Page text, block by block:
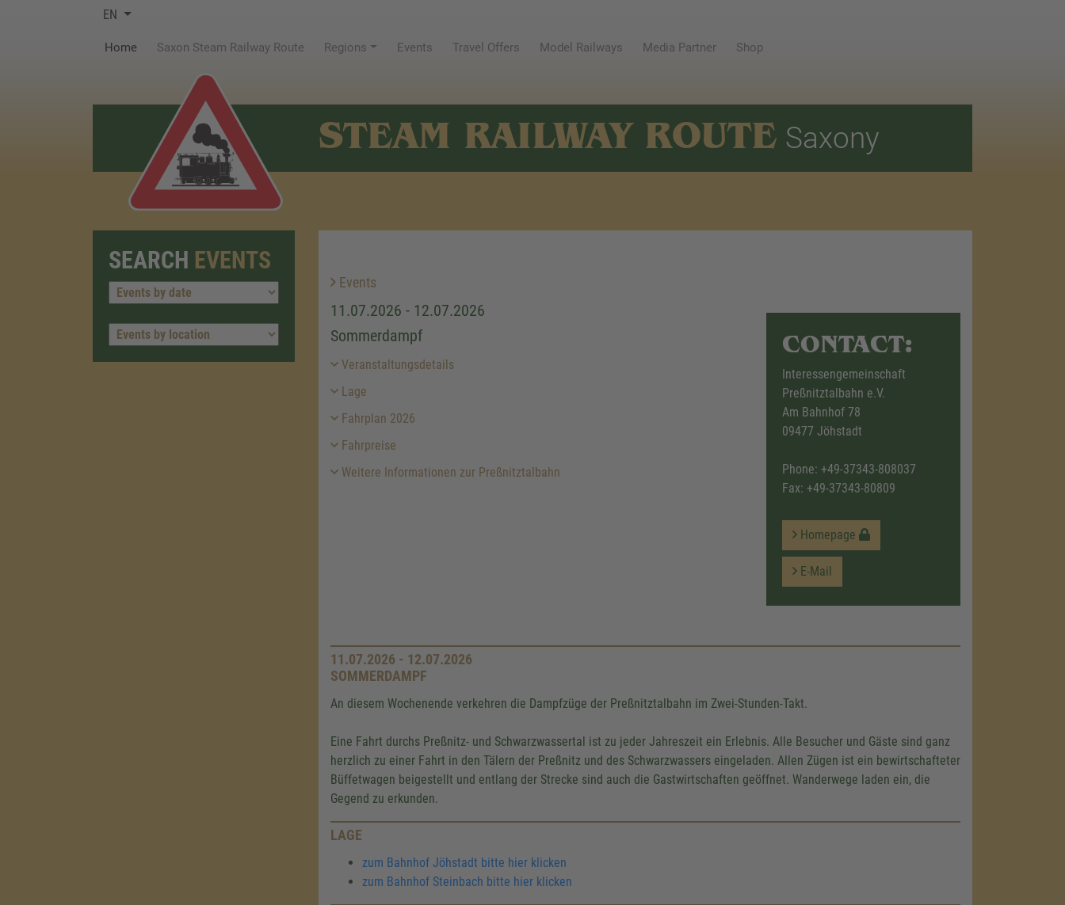
EN
Home(current)Saxon Steam Railway Route Regions Events Travel Offers Model Railways Media Partner Shop
STEAM RAILWAY ROUTE Saxony
SEARCH EVENTS
Events
11.07.2026 - 12.07.2026
Sommerdampf
Veranstaltungsdetails
Lage
Fahrplan 2026
Fahrpreise
Weitere Informationen zur Preßnitztalbahn
CONTACT:
Interessengemeinschaft
Preßnitztalbahn e.V.
Am Bahnhof 78
09477 Jöhstadt
Phone: +49-37343-808037
Fax: +49-37343-80809
Homepage
E-Mail
11.07.2026 - 12.07.2026
SOMMERDAMPF
An diesem Wochenende verkehren die Dampfzüge der Preßnitztalbahn im Zwei-Stunden-Takt.
Eine Fahrt durchs Preßnitz- und Schwarzwassertal ist zu jeder Jahreszeit ein Erlebnis. Alle Besucher und Gäste sind ganz
herzlich zu einer Fahrt in den Tälern der Preßnitz und des Schwarzwassers eingeladen. Allen Zügen ist ein bewirtschafteter
Büffetwagen beigestellt und entlang der Strecke sind auch die Gastwirtschaften geöffnet. Wanderwege laden ein, die
Gegend zu erkunden.
LAGE
zum Bahnhof Jöhstadt bitte hier klicken
zum Bahnhof Steinbach bitte hier klicken